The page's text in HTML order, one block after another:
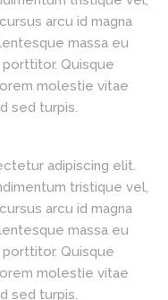
arcu id magna
massa eu
Quisque
molestie vitae
sed turpis.
adipiscing elit.
tristique vel,
arcu id magna
massa eu
Quisque
molestie vitae
sed turpis.